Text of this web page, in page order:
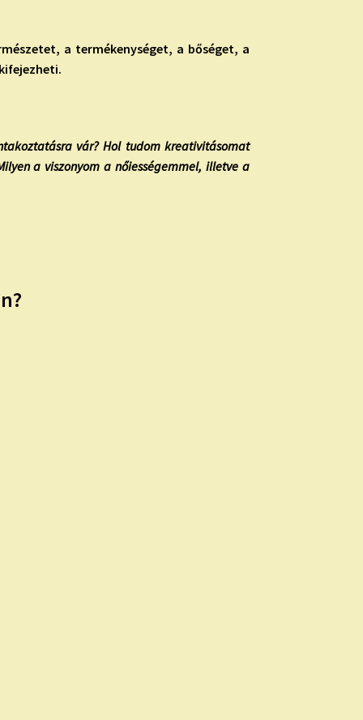
a termékenységet, a bőséget, a
vár? Hol tudom kreativitásomat
a viszonyom a nőiességemmel, illetve a